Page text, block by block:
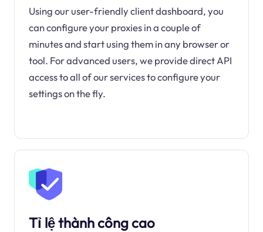
Using our user-friendly client dashboard, you
can configure your proxies in a couple of
minutes and start using them in any browser or
tool. For advanced users, we provide direct API
access to all of our services to configure your
settings on the fly.
Tỉ lệ thành công cao